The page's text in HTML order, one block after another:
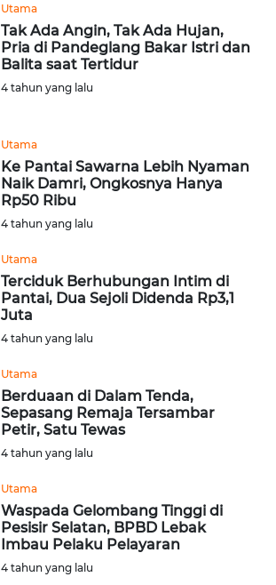
Utama
Tak Ada Angin, Tak Ada Hujan,
Pria di Pandeglang Bakar Istri dan
Balita saat Tertidur
4 tahun yang lalu
Utama
Ke Pantai Sawarna Lebih Nyaman
Naik Damri, Ongkosnya Hanya
Rp50 Ribu
4 tahun yang lalu
Utama
Terciduk Berhubungan Intim di
Pantai, Dua Sejoli Didenda Rp3,1
Juta
4 tahun yang lalu
Utama
Berduaan di Dalam Tenda,
Sepasang Remaja Tersambar
Petir, Satu Tewas
4 tahun yang lalu
Utama
Waspada Gelombang Tinggi di
Pesisir Selatan, BPBD Lebak
Imbau Pelaku Pelayaran
4 tahun yang lalu